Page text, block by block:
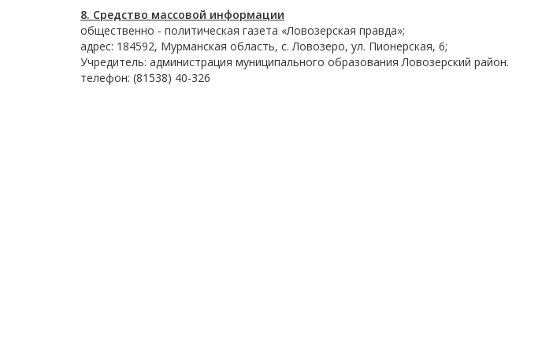
8. Cредствo массовой информации
общественно - политическая газета «Ловозерская правда»;
адрес: 184592, Мурманская область, с. Ловозеро, ул. Пионерская, 6;
Учредитель: администрация муниципального образования Ловозерский район.
телефон: (81538) 40-326